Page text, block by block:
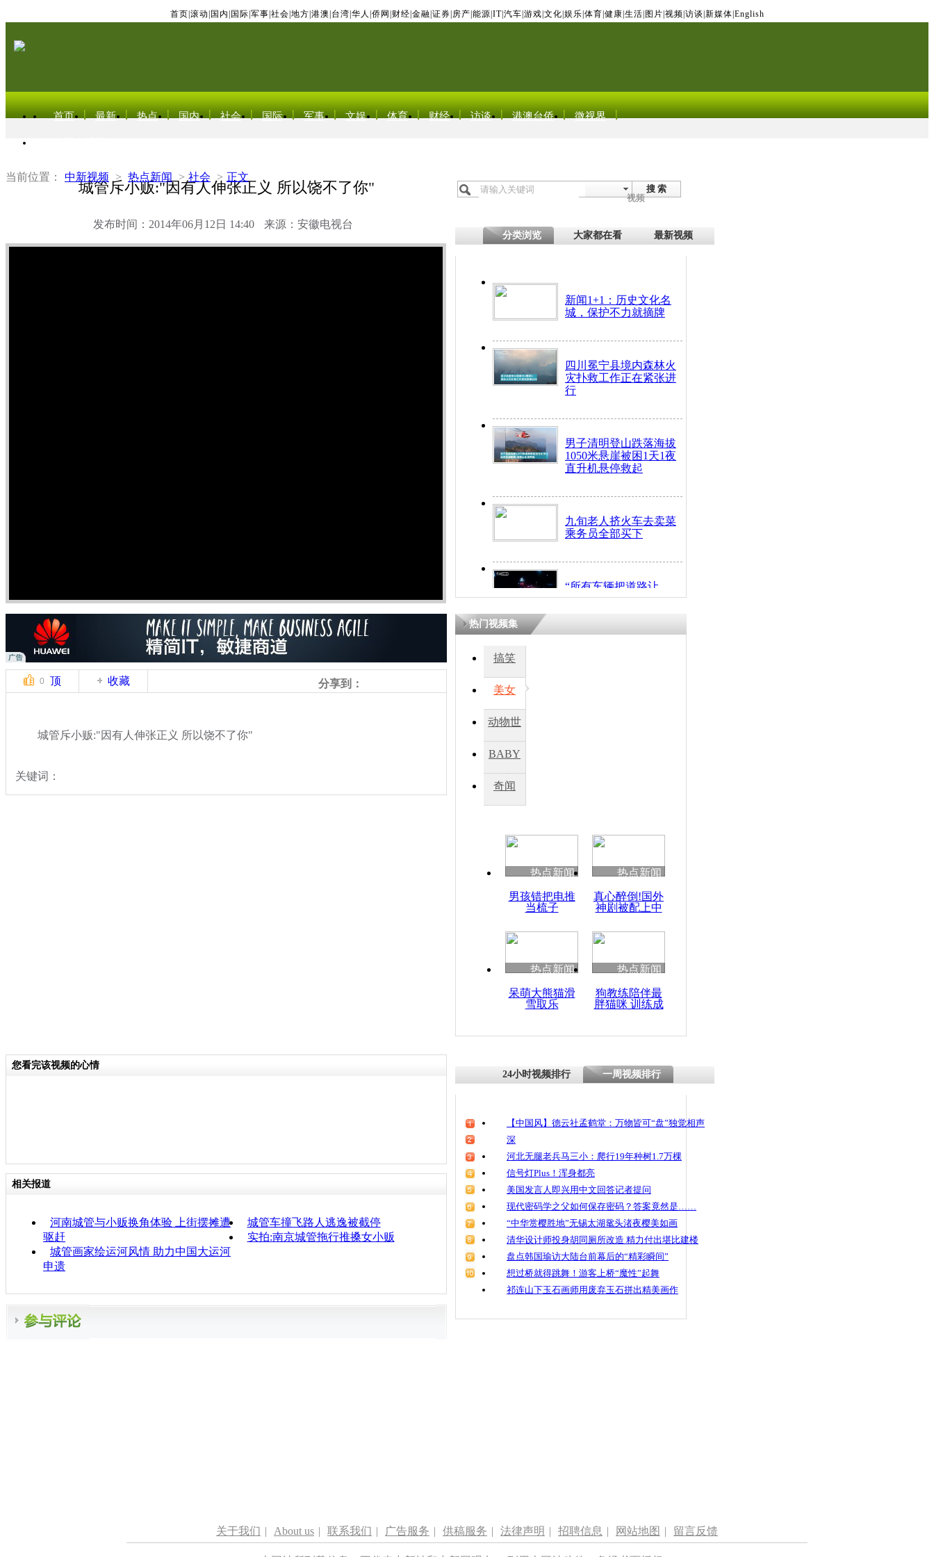
首页 滚动 国内 国际 军事 社会 地方 港澳 台湾 华人 侨网 财经 金融 证券 房产 能源 IT| 汽车 游戏 文化 娱乐 体育 健康 生活 图片 视频 访谈 新媒体 English
首页 最新 热点 国内 社会 国际 军事 文娱 体育 财经 访谈 港澳台侨 微视界
当前位置： 中新视频 > 热点新闻 > 社会 > 正文
城管斥小贩:"因有人伸张正义 所以饶不了你"
发布时间：2014年06月12日 14:40 来源：安徽电视台
搜 索
视频
分类浏览 大家都在看 最新视频
新闻1+1：历史文化名
城，保护不力就摘牌
四川冕宁县境内森林火
灾扑救工作正在紧张进
行
男子清明登山跌落海拔
1050米悬崖被困1天1夜
直升机悬停救起
九旬老人挤火车去卖菜
乘务员全部买下
“所有车辆把道路让
开！”儿童突发疾病交
因
度苗族花山节
魂
0 顶 收藏 分享到：
城管斥小贩:"因有人伸张正义 所以饶不了你"
关键词：
热门视频集
搞笑
美女
动物世
BABY
秀
奇闻
热点新闻
男孩错把电推
当梳子
热点新闻
真心醉倒!国外
神剧被配上中
热点新闻
呆萌大熊猫滑
雪取乐
热点新闻
狗教练陪伴最
胖猫咪 训练成
您看完该视频的心情
相关报道
河南城管与小贩换角体验 上街摆摊遭
驱赶
城管车撞飞路人逃逸被截停
实拍:南京城管拖行推搡女小贩
城管画家绘运河风情 助力中国大运河
申遗
24小时视频排行 一周视频排行
【中国风】德云社孟鹤堂：万物皆可“盘”独觉相声
深
河北无腿老兵马三小：爬行19年种树1.7万棵
信号灯Plus！浑身都亮
美国发言人即兴用中文回答记者提问
现代密码学之父如何保存密码？答案竟然是……
“中华赏樱胜地”无锡太湖鼋头渚夜樱美如画
清华设计师投身胡同厕所改造 精力付出堪比建楼
盘点韩国瑜访大陆台前幕后的“精彩瞬间”
想过桥就得跳舞！游客上桥“魔性”起舞
祁连山下玉石画师用废弃玉石拼出精美画作
关于我们 | About us | 联系我们 | 广告服务 | 供稿服务 | 法律声明 | 招聘信息 | 网站地图 | 留言反馈